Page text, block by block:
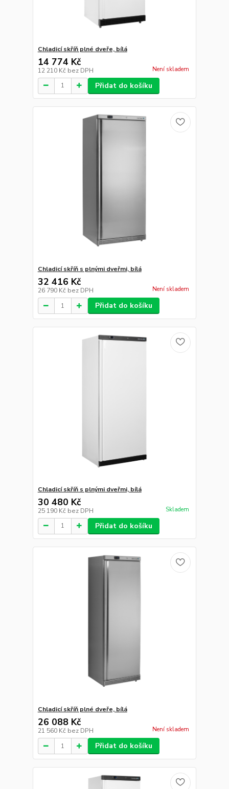
Chladicí skříň plné dveře, bílá
14 774 Kč
12 210 Kč bez DPH Není skladem
Přidat do košíku
Chladicí skříň s plnými dveřmi, bílá
32 416 Kč
26 790 Kč bez DPH Není skladem
Přidat do košíku
Chladicí skříň s plnými dveřmi, bílá
30 480 Kč
25 190 Kč bez DPH Skladem
Přidat do košíku
Chladicí skříň plné dveře, bílá
26 088 Kč
21 560 Kč bez DPH Není skladem
Přidat do košíku